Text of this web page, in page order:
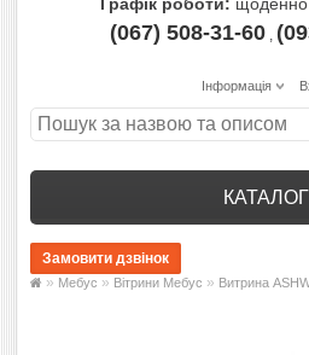
(067) 508-31-60,
Інформація
КАТАЛОГ
» Мебус » Вітрини Мебус » Витрина